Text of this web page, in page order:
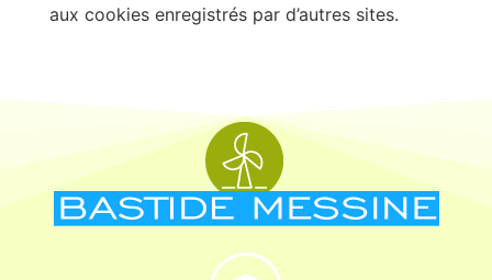
aux cookies enregistrés par d’autres sites.